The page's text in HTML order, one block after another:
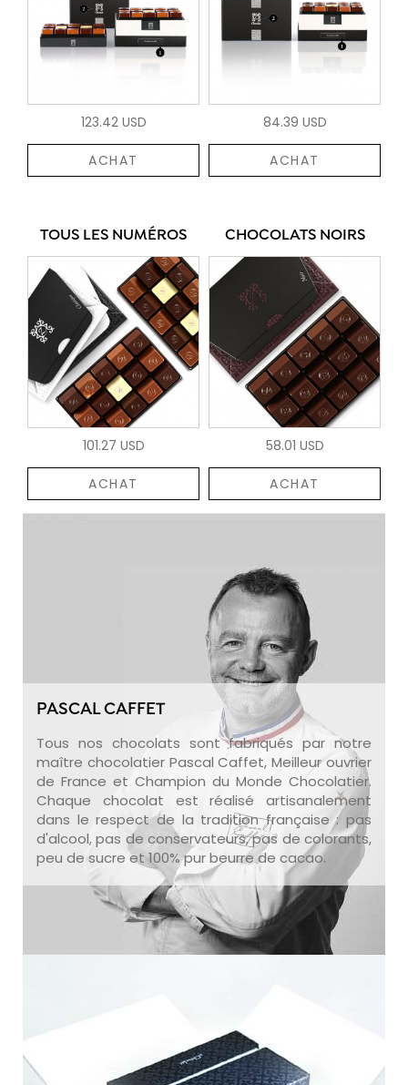
123.42 USD
ACHAT
84.39 USD
ACHAT
TOUS LES NUMÉROS
101.27 USD
ACHAT
CHOCOLATS NOIRS
58.01 USD
ACHAT
PASCAL CAFFET
Tous nos chocolats sont fabriqués par notre
maître chocolatier Pascal Caffet, Meilleur ouvrier
de France et Champion du Monde Chocolatier.
Chaque chocolat est réalisé artisanalement
dans le respect de la tradition française : pas
d'alcool, pas de conservateurs, pas de colorants,
peu de sucre et 100% pur beurre de cacao.